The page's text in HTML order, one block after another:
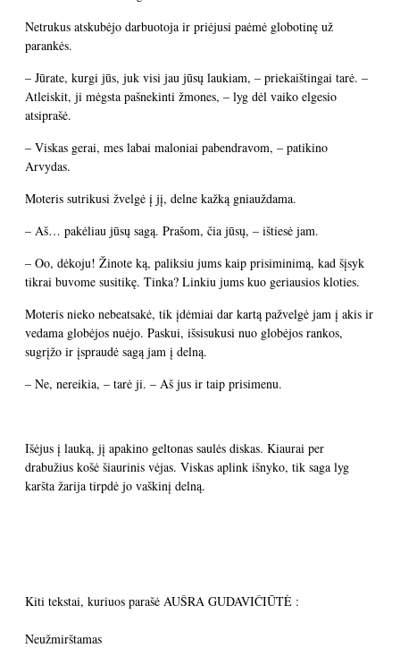
Netrukus atskubėjo darbuotoja ir priėjusi paėmė globotinę už
parankės.
– Jūrate, kurgi jūs, juk visi jau jūsų laukiam, – priekaištingai tarė. –
Atleiskit, ji mėgsta pašnekinti žmones, – lyg dėl vaiko elgesio
atsiprašė.
– Viskas gerai, mes labai maloniai pabendravom, – patikino
Arvydas.
Moteris sutrikusi žvelgė į jį, delne kažką gniauždama.
– Aš… pakėliau jūsų sagą. Prašom, čia jūsų, – ištiesė jam.
– Oo, dėkoju! Žinote ką, paliksiu jums kaip prisiminimą, kad šįsyk
tikrai buvome susitikę. Tinka? Linkiu jums kuo geriausios kloties.
Moteris nieko nebeatsakė, tik įdėmiai dar kartą pažvelgė jam į akis ir
vedama globėjos nuėjo. Paskui, išsisukusi nuo globėjos rankos,
sugrįžo ir įspraudė sagą jam į delną.
– Ne, nereikia, – tarė ji. – Aš jus ir taip prisimenu.
Išėjus į lauką, jį apakino geltonas saulės diskas. Kiaurai per
drabužius košė šiaurinis vėjas. Viskas aplink išnyko, tik saga lyg
karšta žarija tirpdė jo vaškinį delną.
Kiti tekstai, kuriuos parašė AUŠRA GUDAVIČIŪTĖ :
Neužmirštamas